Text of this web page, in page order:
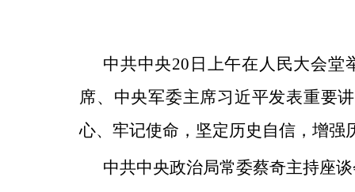
中共中央20日上午在人民大会堂
席、中央军委主席习近平发表重要
心、牢记使命，坚定历史自信，增
中共中央政治局常委蔡奇主持座